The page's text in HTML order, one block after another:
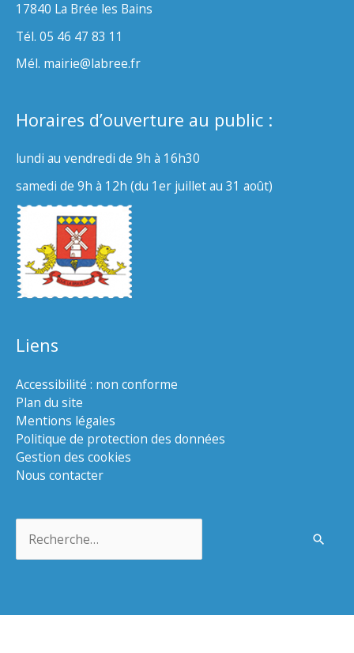
17840 La Brée les Bains
Tél. 05 46 47 83 11
Mél. mairie@labree.fr
Horaires d’ouverture au public :
lundi au vendredi de 9h à 16h30
samedi de 9h à 12h (du 1er juillet au 31 août)
Liens
Accessibilité : non conforme
Plan du site
Mentions légales
Politique de protection des données
Gestion des cookies
Nous contacter